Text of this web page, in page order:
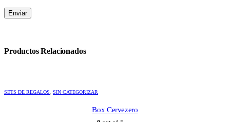
Productos Relacionados
SETS DE REGALOS, SIN CATEGORIZAR
Box Cervezero